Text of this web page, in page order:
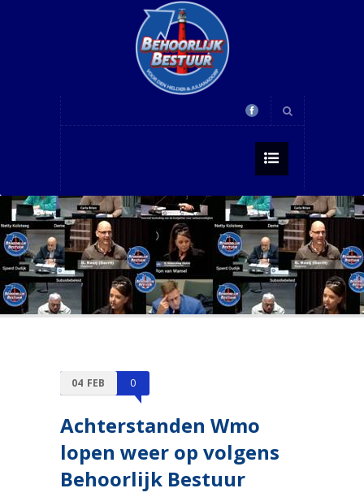
04 FEB 0
Achterstanden Wmo
lopen weer op volgens
Behoorlijk Bestuur